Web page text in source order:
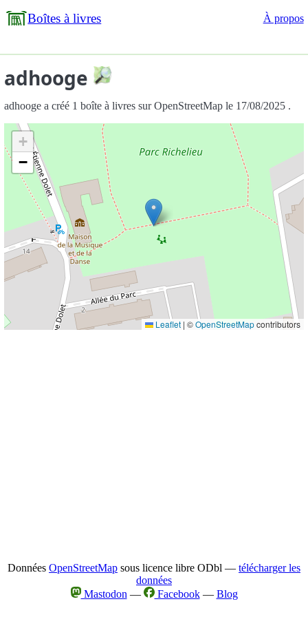
Boîtes à livres À propos
adhooge
adhooge a créé 1 boîte à livres sur OpenStreetMap le 17/08/2025 .
+
−
Leaflet | ©OpenStreetMapcontributors
Données OpenStreetMap sous licence libre ODbl — télécharger les
données
Mastodon — Facebook— Blog